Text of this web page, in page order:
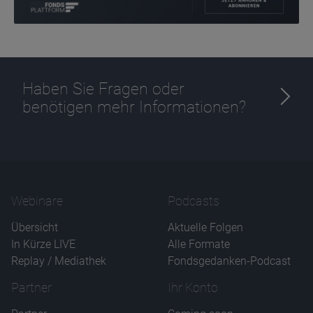
Haben Sie Fragen oder
benötigen mehr Informationen?
Webinare
Übersicht
In Kürze LIVE
Replay / Mediathek
Podcasts
Aktuelle Folgen
Alle Formate
Fondsgedanken-Podcast
Partner Ihr Konto